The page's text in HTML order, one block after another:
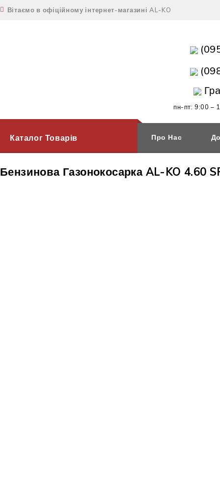
Вітаємо в офіційному інтернет-магазині AL-KO
пн-пт: 9:00 –
Каталог Товарів Про Нас
Бензинова Газонокосарка AL-KO 4.60